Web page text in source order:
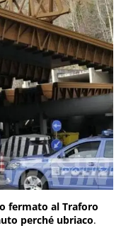
fermato al Traforo
perché ubriaco.